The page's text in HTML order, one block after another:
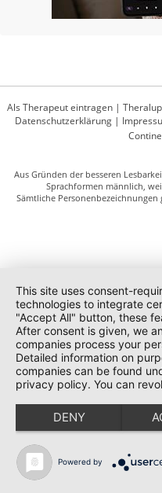
Als Therapeut eintragen |
Datenschutzerklärung|
Aus Gründen der besseren
Sprachformen männlich,
Sämtliche
This site uses consent-
technologies to integrate
"Accept All" button, these
After consent is given, we
companies process your
Detailed information on
companies can be found
privacy policy. You can
DENY
Powered by